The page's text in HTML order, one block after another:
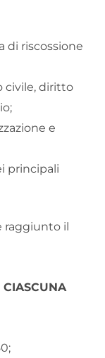
di riscossione
civile, diritto
e
principali
raggiunto il
CIASCUNA